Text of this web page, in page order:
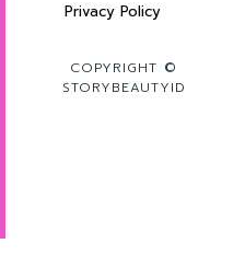
Privacy Policy
COPYRIGHT ©
STORYBEAUTYID